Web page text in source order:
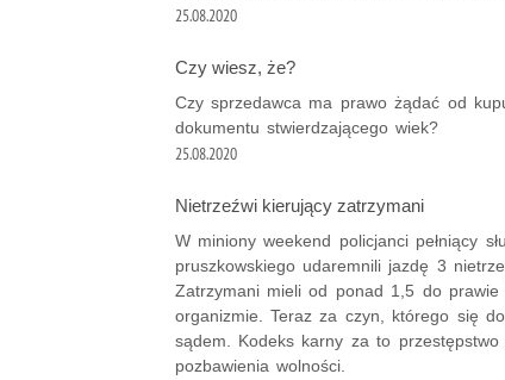
25.08.2020
Czy wiesz, że?
Czy sprzedawca ma prawo żądać od
dokumentu stwierdzającego wiek?
25.08.2020
Nietrzeźwi kierujący zatrzymani
W miniony weekend policjanci pełniący
pruszkowskiego udaremnili jazdę 3
Zatrzymani mieli od ponad 1,5 do
organizmie. Teraz za czyn, którego się
sądem. Kodeks karny za to
pozbawienia wolności.